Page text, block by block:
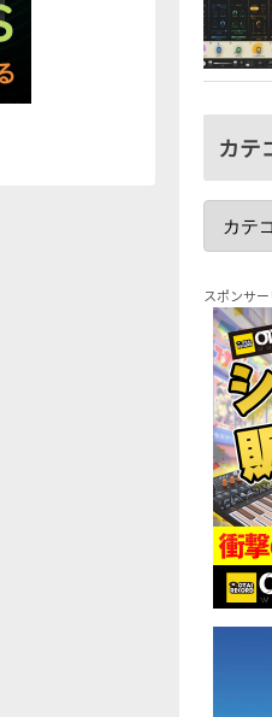
カテ
スポンサ